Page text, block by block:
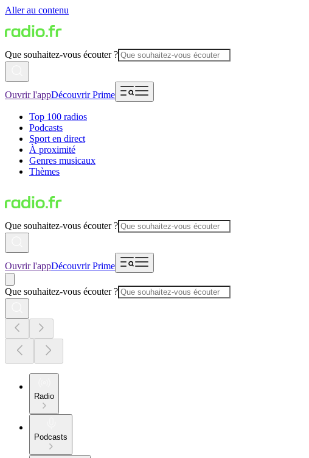
Aller au contenu
Que souhaitez-vous écouter ?
Ouvrir l'appDécouvrir Prime
Top 100 radios
Podcasts
Sport en direct
À proximité
Genres musicaux
Thèmes
Que souhaitez-vous écouter ?
Ouvrir l'appDécouvrir Prime
Que souhaitez-vous écouter ?
Radio
Podcasts